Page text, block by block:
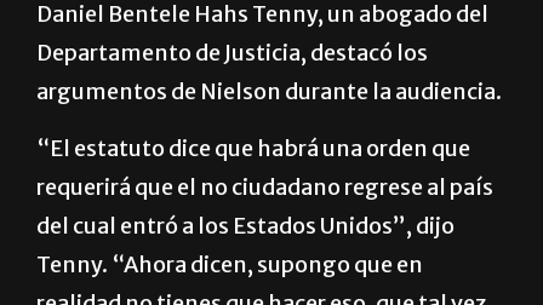
entrada”.
Daniel Bentele Hahs Tenny, un abogado del
Departamento de Justicia, destacó los
argumentos de Nielson durante la audiencia.
“El estatuto dice que habrá una orden que
requerirá que el no ciudadano regrese al país
del cual entró a los Estados Unidos”, dijo